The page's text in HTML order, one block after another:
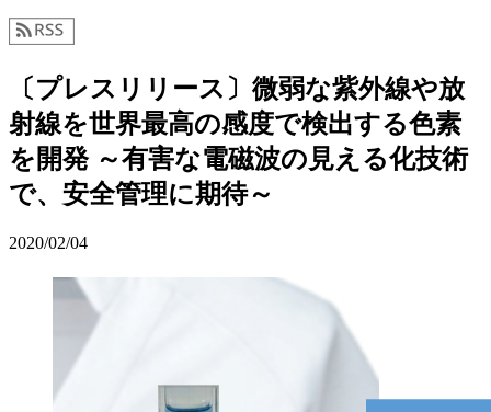
〔プレスリリース〕微弱な紫外線や放
射線を世界最高の感度で検出する色素
を開発 ～有害な電磁波の見える化技術
で、安全管理に期待～
2020/02/04